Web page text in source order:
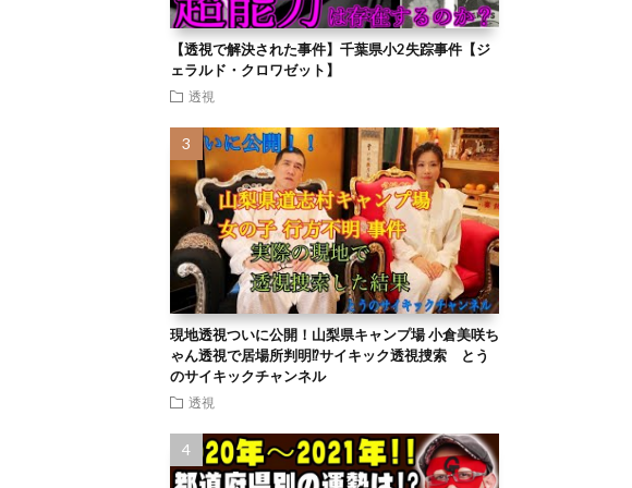
【透視で解決された事件】千葉県小2失踪事件【ジ
ェラルド・クロワゼット】
透視
現地透視ついに公開！山梨県キャンプ場 小倉美咲ち
ゃん透視で居場所判明⁉︎サイキック透視捜索 とう
のサイキックチャンネル
透視